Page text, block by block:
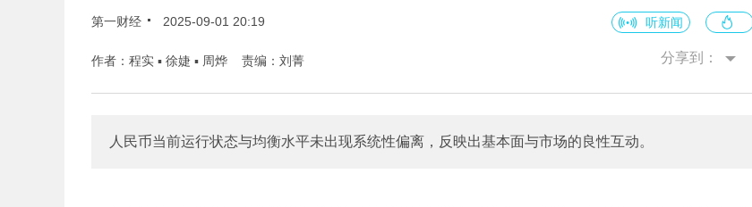
第一财经 2025-09-01 20:19 听新闻
作者：程实 ▪ 徐婕 ▪ 周烨 责编：刘菁 分享到：
人民币当前运行状态与均衡水平未出现系统性偏离，反映出基本面与市场的良性互动。